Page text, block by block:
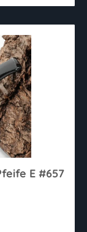
E #657